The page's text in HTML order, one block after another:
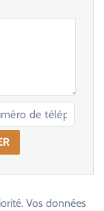
Vos données